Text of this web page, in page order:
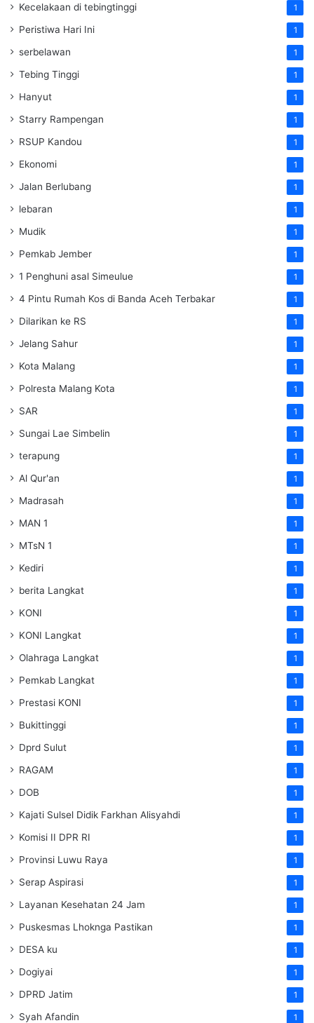
Kecelakaan di tebingtinggi 1
Peristiwa Hari Ini 1
serbelawan 1
Tebing Tinggi 1
Hanyut 1
Starry Rampengan 1
RSUP Kandou 1
Ekonomi 1
Jalan Berlubang 1
lebaran 1
Mudik 1
Pemkab Jember 1
1 Penghuni asal Simeulue 1
4 Pintu Rumah Kos di Banda Aceh Terbakar 1
Dilarikan ke RS 1
Jelang Sahur 1
Kota Malang 1
Polresta Malang Kota 1
SAR 1
Sungai Lae Simbelin 1
terapung 1
Al Qur'an 1
Madrasah 1
MAN 1 1
MTsN 1 1
Kediri 1
berita Langkat 1
KONI 1
KONI Langkat 1
Olahraga Langkat 1
Pemkab Langkat 1
Prestasi KONI 1
Bukittinggi 1
Dprd Sulut 1
RAGAM 1
DOB 1
Kajati Sulsel Didik Farkhan Alisyahdi 1
Komisi II DPR RI 1
Provinsi Luwu Raya 1
Serap Aspirasi 1
Layanan Kesehatan 24 Jam 1
Puskesmas Lhoknga Pastikan 1
DESA ku 1
Dogiyai 1
DPRD Jatim 1
Syah Afandin 1